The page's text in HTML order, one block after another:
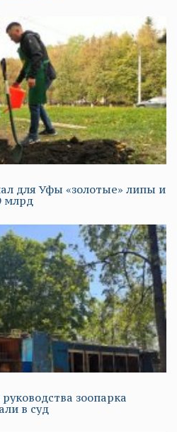
для Уфы «золотые» липы и
млрд
зоопарка
в суд